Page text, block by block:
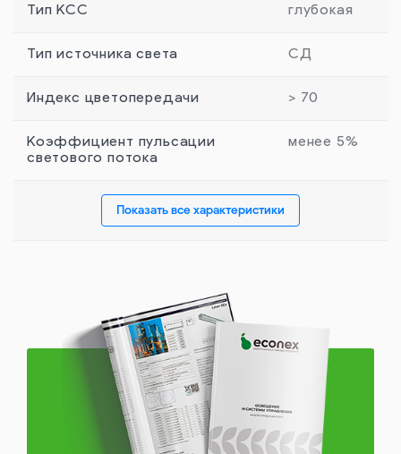
Тип КСС глубокая
Тип источника света СД
Индекс цветопередачи > 70
Коэффициент пульсации
светового потока
менее 5%
Показать все характеристики